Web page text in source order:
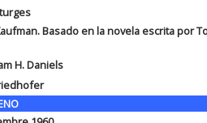
Basado en la novela escrita por
H. Daniels